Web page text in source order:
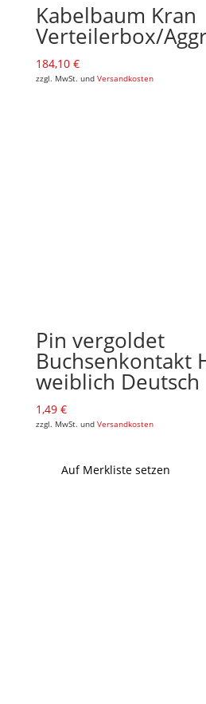
Kabelbaum Kran
Verteilerbox/
184,10 €
zzgl. MwSt. und Versandkosten
Pin vergoldet
Buchsenkontakt
weiblich Deutsch
1,49 €
zzgl. MwSt. und Versandkosten
Auf Merkliste setzen